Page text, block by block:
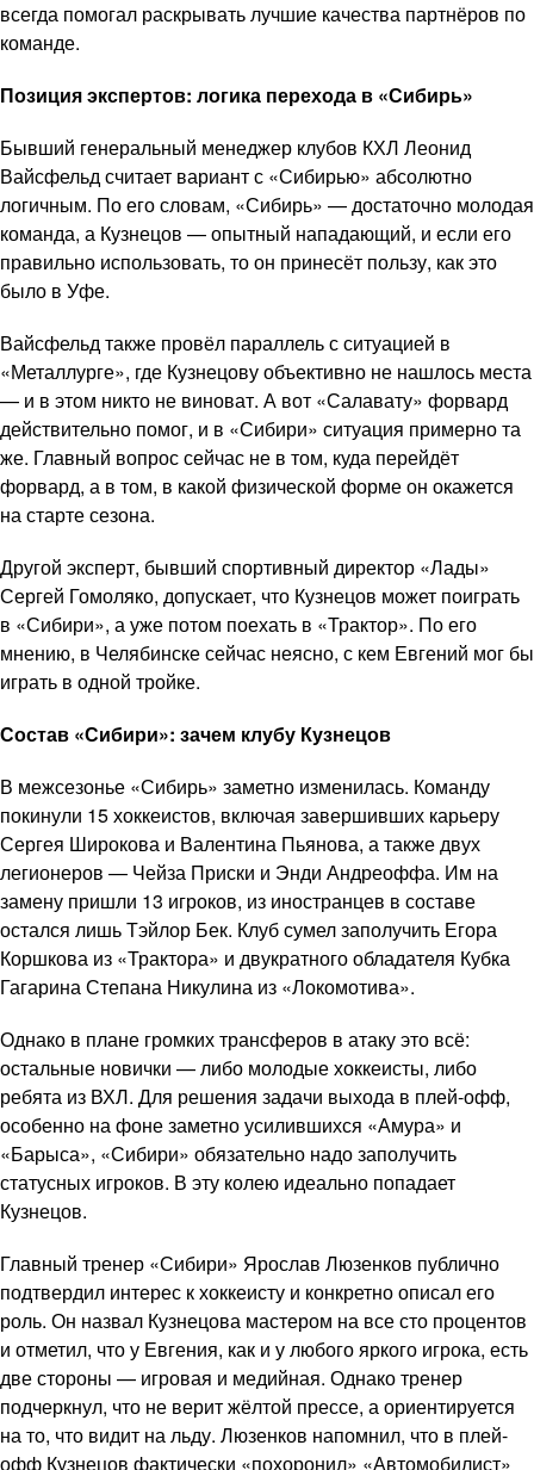
всегда помогал раскрывать лучшие качества партнёров по
команде.
Позиция экспертов: логика перехода в «Сибирь»
Бывший генеральный менеджер клубов КХЛ Леонид
Вайсфельд считает вариант с «Сибирью» абсолютно
логичным. По его словам, «Сибирь» — достаточно молодая
команда, а Кузнецов — опытный нападающий, и если его
правильно использовать, то он принесёт пользу, как это
было в Уфе.
Вайсфельд также провёл параллель с ситуацией в
«Металлурге», где Кузнецову объективно не нашлось места
— и в этом никто не виноват. А вот «Салавату» форвард
действительно помог, и в «Сибири» ситуация примерно та
же. Главный вопрос сейчас не в том, куда перейдёт
форвард, а в том, в какой физической форме он окажется
на старте сезона.
Другой эксперт, бывший спортивный директор «Лады»
Сергей Гомоляко, допускает, что Кузнецов может поиграть
в «Сибири», а уже потом поехать в «Трактор». По его
мнению, в Челябинске сейчас неясно, с кем Евгений мог бы
играть в одной тройке.
Состав «Сибири»: зачем клубу Кузнецов
В межсезонье «Сибирь» заметно изменилась. Команду
покинули 15 хоккеистов, включая завершивших карьеру
Сергея Широкова и Валентина Пьянова, а также двух
легионеров — Чейза Приски и Энди Андреоффа. Им на
замену пришли 13 игроков, из иностранцев в составе
остался лишь Тэйлор Бек. Клуб сумел заполучить Егора
Коршкова из «Трактора» и двукратного обладателя Кубка
Гагарина Степана Никулина из «Локомотива».
Однако в плане громких трансферов в атаку это всё:
остальные новички — либо молодые хоккеисты, либо
ребята из ВХЛ. Для решения задачи выхода в плей-офф,
особенно на фоне заметно усилившихся «Амура» и
«Барыса», «Сибири» обязательно надо заполучить
статусных игроков. В эту колею идеально попадает
Кузнецов.
Главный тренер «Сибири» Ярослав Люзенков публично
подтвердил интерес к хоккеисту и конкретно описал его
роль. Он назвал Кузнецова мастером на все сто процентов
и отметил, что у Евгения, как и у любого яркого игрока, есть
две стороны — игровая и медийная. Однако тренер
подчеркнул, что не верит жёлтой прессе, а ориентируется
на то, что видит на льду. Люзенков напомнил, что в плей-
офф Кузнецов фактически «похоронил» «Автомобилист»